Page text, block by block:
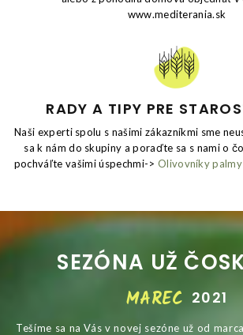
www.mediterania.sk
RADY A TIPY PRE
Naši experti spolu s našimi zákazníkmi sme
sa k nám do skupiny a poraďte sa s nami o
pochváľte vašimi úspechmi-> Olivovníky
SEZÓNA UŽ
MAREC 2021
Tešíme sa na Vás v novej sezóne už od